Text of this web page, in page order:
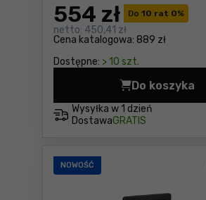
Do 10 rat 0%
Cena katalogowa: 889 zł
554 zł
netto: 450,41 zł
Dostępne: > 10 szt.
Wysyłka w 1 dzień
DostawaGRATIS
Do koszyka
NOWOŚĆ